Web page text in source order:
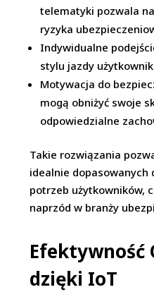
telematyki pozwala
ryzyka
Indywidualne
stylu jazdy
Motywacja do
mogą obniżyć swoje
odpowiedzialne
Takie rozwiązania
idealnie dopasowanych
potrzeb użytkowników,
naprzód w branży
Efektywność
dzięki IoT